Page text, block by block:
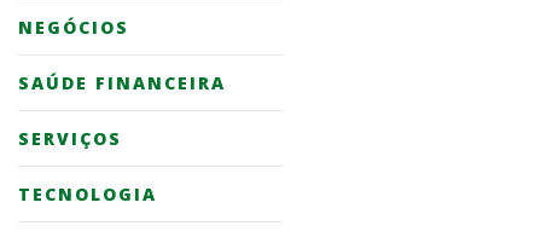
NEGÓCIOS
SAÚDE FINANCEIRA
SERVIÇOS
TECNOLOGIA